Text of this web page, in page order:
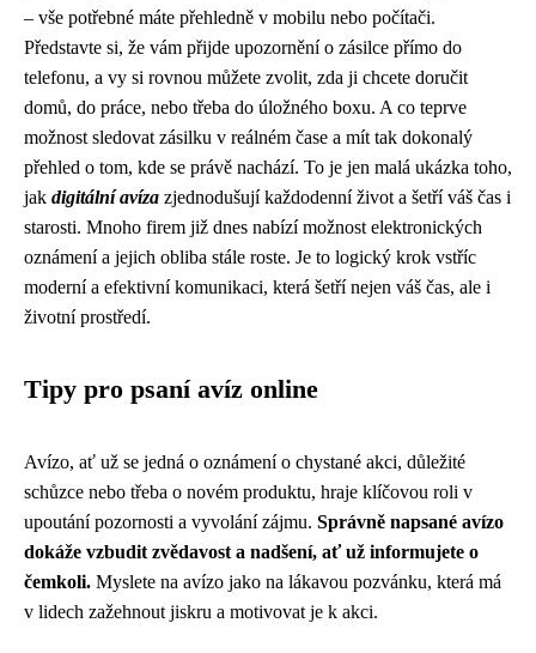
– vše potřebné máte přehledně v mobilu nebo počítači.
Představte si, že vám přijde upozornění o zásilce přímo do
telefonu, a vy si rovnou můžete zvolit, zda ji chcete doručit
domů, do práce, nebo třeba do úložného boxu. A co teprve
možnost sledovat zásilku v reálném čase a mít tak dokonalý
přehled o tom, kde se právě nachází. To je jen malá ukázka toho,
jak digitální avíza zjednodušují každodenní život a šetří váš čas i
starosti. Mnoho firem již dnes nabízí možnost elektronických
oznámení a jejich obliba stále roste. Je to logický krok vstříc
moderní a efektivní komunikaci, která šetří nejen váš čas, ale i
životní prostředí.
Tipy pro psaní avíz online
Avízo, ať už se jedná o oznámení o chystané akci, důležité
schůzce nebo třeba o novém produktu, hraje klíčovou roli v
upoutání pozornosti a vyvolání zájmu. Správně napsané avízo
dokáže vzbudit zvědavost a nadšení, ať už informujete o
čemkoli. Myslete na avízo jako na lákavou pozvánku, která má
v lidech zažehnout jiskru a motivovat je k akci.